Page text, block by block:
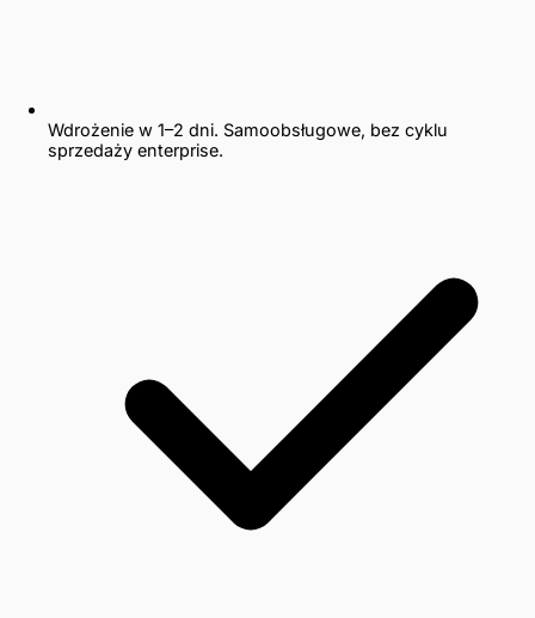
Wdrożenie w 1–2 dni. Samoobsługowe, bez cyklu
sprzedaży enterprise.